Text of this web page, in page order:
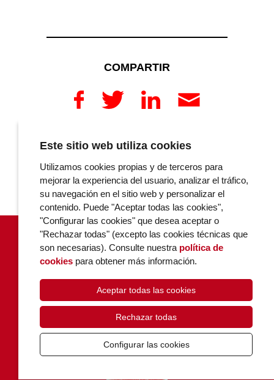
COMPARTIR
POLÍTICA DE COOKIES
CONTACTO
Este sitio web utiliza cookies
Utilizamos cookies propias y de terceros para
mejorar la experiencia del usuario, analizar el tráfico,
su navegación en el sitio web y personalizar el
contenido. Puede "Aceptar todas las cookies",
"Configurar las cookies" que desea aceptar o
"Rechazar todas" (excepto las cookies técnicas que
son necesarias). Consulte nuestra política de
cookies para obtener más información.
Aceptar todas las cookies
Rechazar todas
Configurar las cookies